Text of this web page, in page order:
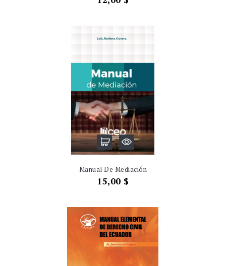
Manual De Mediación
Precio
15,00 $